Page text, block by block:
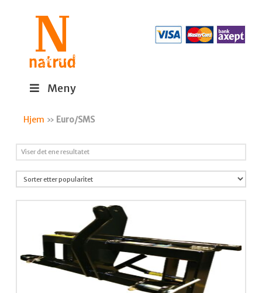
Meny
Hjem » Euro/SMS
Viser det ene resultatet